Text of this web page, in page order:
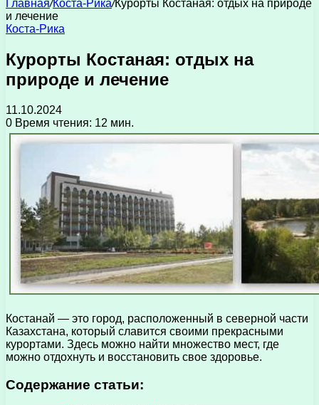
Главная/Коста-Рика/Курорты Костаная: отдых на природе
и лечение
Коста-Рика
Курорты Костаная: отдых на
природе и лечение
11.10.2024
0 Время чтения: 12 мин.
Костанай — это город, расположенный в северной части
Казахстана, который славится своими прекрасными
курортами. Здесь можно найти множество мест, где
можно отдохнуть и восстановить свое здоровье.
Содержание статьи: